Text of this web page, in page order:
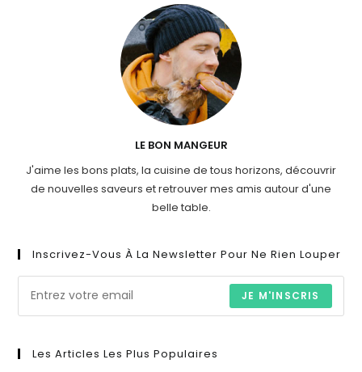
LE BON MANGEUR
J'aime les bons plats, la cuisine de tous horizons, découvrir
de nouvelles saveurs et retrouver mes amis autour d'une
belle table.
Inscrivez-Vous À La Newsletter Pour Ne Rien Louper
JE M'INSCRIS
Les Articles Les Plus Populaires